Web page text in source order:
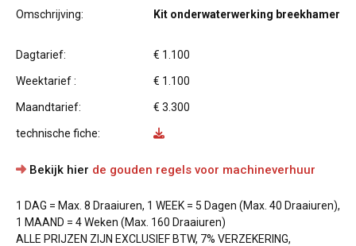
Omschrijving:
Kit onderwaterwerking breekhamer
Dagtarief: € 1.100
Weektarief : € 1.100
Maandtarief: € 3.300
technische fiche:
Bekijk hier de gouden regels voor machineverhuur
1 DAG = Max. 8 Draaiuren, 1 WEEK = 5 Dagen (Max. 40 Draaiuren),
1 MAAND = 4 Weken (Max. 160 Draaiuren)
ALLE PRIJZEN ZIJN EXCLUSIEF BTW, 7% VERZEKERING,